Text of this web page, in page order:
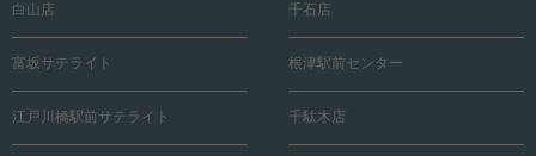
白山店 千石店
富坂サテライト 根津駅前センター
江戸川橋駅前サテライト 千駄木店